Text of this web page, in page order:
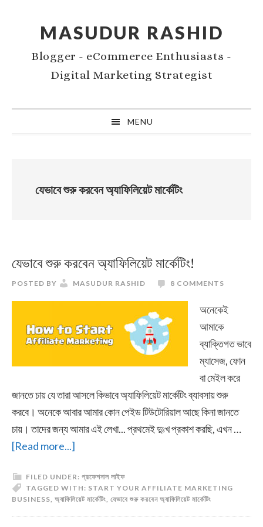
navigation
content
MASUDUR RASHID
Blogger - eCommerce Enthusiasts -
Digital Marketing Strategist
MENU
যেভাবে শুরু করবেন অ্যাফিলিয়েট মার্কেটিং
যেভাবে শুরু করবেন অ্যাফিলিয়েট মার্কেটিং!
POSTED BY MASUDUR RASHID 8 COMMENTS
অনেকেই
আমাকে
ব্যাক্তিগত ভাবে
ম্যাসেজ, ফোন
বা মেইল করে
জানতে চায় যে তারা আসলে কিভাবে অ্যাফিলিয়েট মার্কেটিং ব্যাবসায় শুরু
করবে। অনেকে আবার আমার কোন পেইড টিউটোরিয়াল আছে কিনা জানতে
চায়। তাদের জন্য আমার এই লেখা... প্রথমেই দুঃখ প্রকাশ করছি, এখন …
[Read more...]
শুরু
করবেন
অ্যাফিলিয়েট
FILED UNDER: প্রফেশনাল লাইফ
TAGGED WITH: START YOUR AFFILIATE MARKETING
BUSINESS, অ্যাফিলিয়েট মার্কেটিং, যেভাবে শুরু করবেন অ্যাফিলিয়েট মার্কেটিং